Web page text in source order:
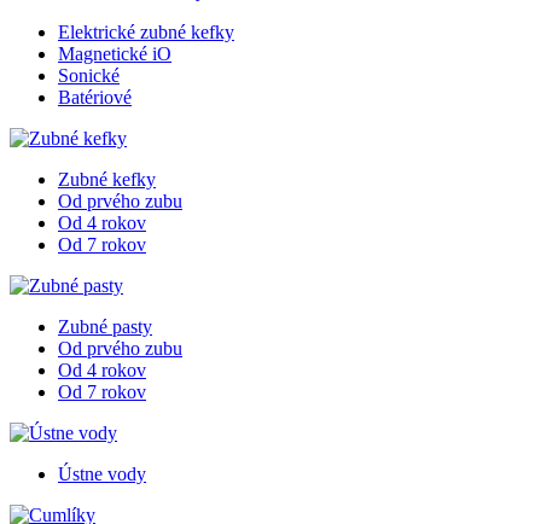
Elektrické zubné kefky
Magnetické iO
Sonické
Batériové
Zubné kefky
Od prvého zubu
Od 4 rokov
Od 7 rokov
Zubné pasty
Od prvého zubu
Od 4 rokov
Od 7 rokov
Ústne vody